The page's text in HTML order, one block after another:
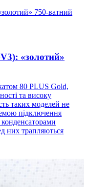
«золотий»
80 PLUS Gold,
та високу
таких моделей не
підключення
них трапляються